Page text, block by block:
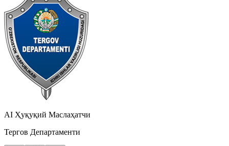
AI Ҳуқуқий Маслаҳатчи
Тергов Департаменти